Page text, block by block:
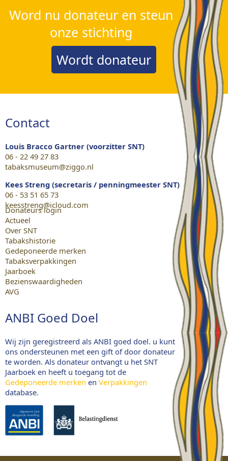
Word nu donateur en steun
onze stichting
Wordt donateur
Contact
Louis Bracco Gartner (voorzitter SNT)
06 - 22 49 27 83
tabaksmuseum@ziggo.nl
Kees Streng (secretaris / penningmeester SNT)
06 - 53 51 65 73
keesstreng@icloud.com
Donateurs login
Actueel
Over SNT
Tabakshistorie
Gedeponeerde merken
Tabaksverpakkingen
Jaarboek
Bezienswaardigheden
AVG
ANBI Goed Doel
Wij zijn geregistreerd als ANBI goed doel. u kunt
ons ondersteunen met een gift of door donateur
te worden. Als donateur ontvangt u het SNT
Jaarboek en heeft u toegang tot de
Gedeponeerde merken en Verpakkingen
database.